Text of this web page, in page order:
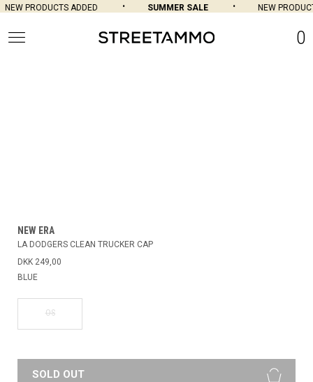
NEW PRODUCTS ADDED SUMMER SALE NEW
0
NEW ERA
LA DODGERS CLEAN TRUCKER CAP
DKK 249,00
BLUE
OS
SOLD OUT